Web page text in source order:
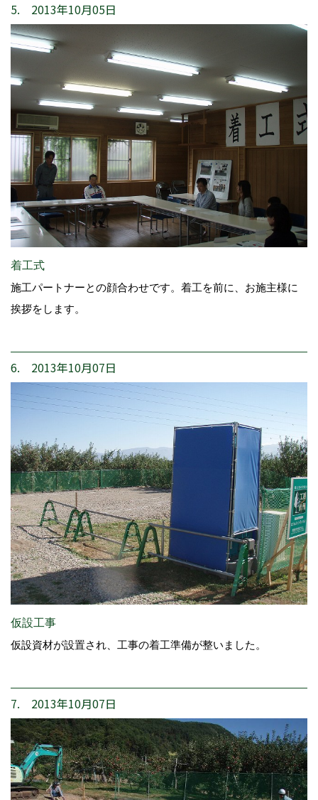
5. 2013年10月05日
着工式
施工パートナーとの顔合わせです。着工を前に、お施主様に
挨拶をします。
6. 2013年10月07日
仮設工事
仮設資材が設置され、工事の着工準備が整いました。
7. 2013年10月07日